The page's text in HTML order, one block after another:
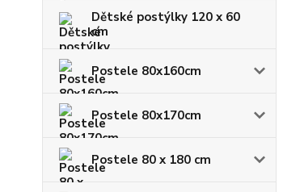
Dětské postýlky 120 x 60
cm
Postele 80x160cm
Postele 80x170cm
Postele 80 x 180 cm